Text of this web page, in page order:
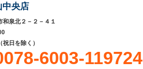
中央店
和泉北２－２－４１
日を除く）
6003-119724